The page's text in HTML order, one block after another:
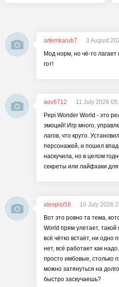
artemkarub7
3 August
Мод норм, но чё-то
гот!
aov6712
11 July 2026
Pepi Wonder World - это
эмоций! Игр много,
лагов, что круто.
персонажей, и пошел
наскучила, но в целом
секреты или лайфхаки
alexpisi58
10 July 2026
Вот это ровно та тема,
World прям улетает,
всё чётко встаёт, ни одно
нет, всё работает как
просто имбовые, столько
можно затянуться на
быстро заскучаешь?